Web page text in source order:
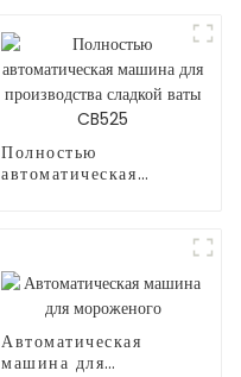
Полностью
автоматическая
Автоматическая
машина для